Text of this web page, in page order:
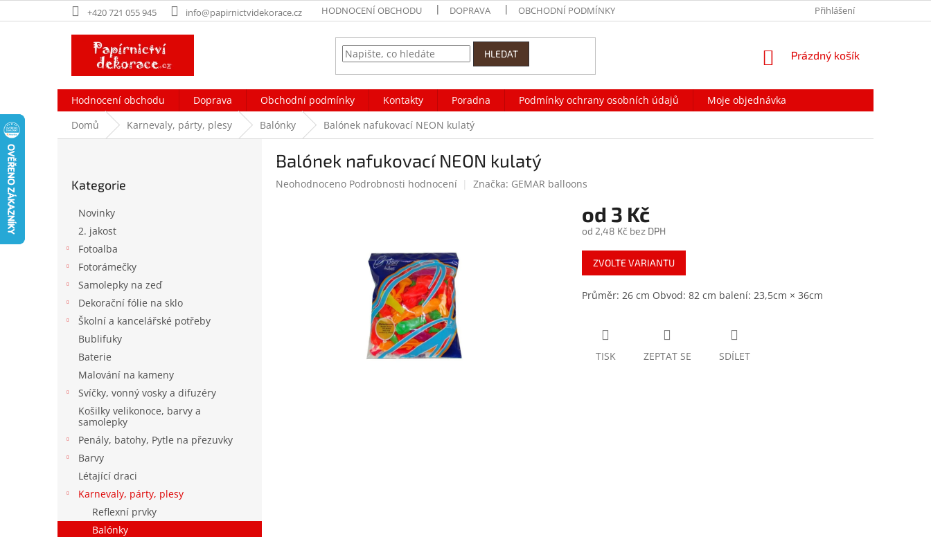
na
+420 721 055 945 info@papirnictvidekorace.cz HODNOCENÍ OBCHODU DOPRAVA OBCHODNÍ PODMÍNKY NAPIŠTE NÁM
Přihlášení
HLEDAT
NÁKUPNÍ
Prázdný košík
Hodnocení obchodu Doprava Obchodní podmínky Kontakty Poradna Podmínky ochrany osobních údajů
Moje objednávka
Domů
Karnevaly, párty, plesy Balónky Balónek nafukovací NEON kulatý
kategorie
Kategorie
Novinky
2. jakost
Fotoalba
Fotorámečky
Samolepky na zeď
Dekorační fólie na sklo
Školní a kancelářské potřeby
Bublifuky
Baterie
Malování na kameny
Svíčky, vonný vosky a difuzéry
Košilky velikonoce, barvy a
samolepky
Penály, batohy, Pytle na přezuvky
Barvy
Létající draci
Karnevaly, párty, plesy
Reflexní prvky
Balónky
Balónek nafukovací NEON kulatý
Průměrné
Neohodnoceno Podrobnosti hodnocení Značka: GEMAR balloons
od 3 Kč
od 2,48 Kčbez DPH
Měrná
cena:
ZVOLTE VARIANTU
Průměr: 26 cm Obvod: 82 cm balení: 23,5cm × 36cm
TISK ZEPTAT SE SDÍLET